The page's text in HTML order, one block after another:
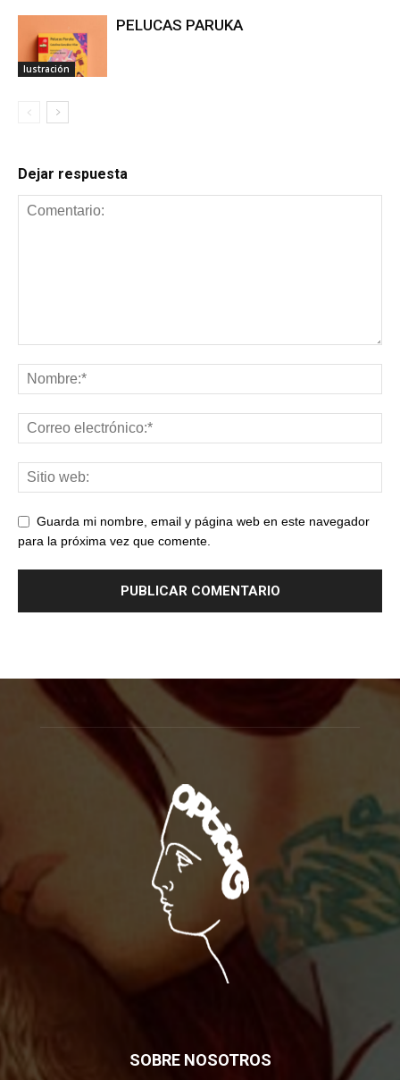
Iustración
PELUCAS PARUKA
Dejar respuesta
Guarda mi nombre, email y página web en este navegador
para la próxima vez que comente.
SOBRE NOSOTROS